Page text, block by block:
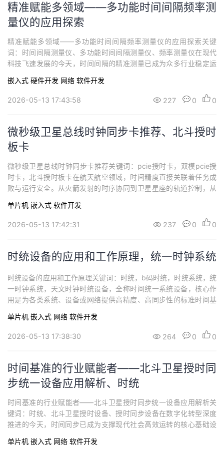
精准赋能多领域——多功能时间间隔频率测
量仪的应用探索
精准赋能多领域——多功能时间间隔频率测量仪的应用探索关键
词：时间间隔测量仪、多功能时间间隔测量仪、频率测量仪在现代
科技飞速发展的今天，时间间隔的精准测量已成为众多行业稳定运
4 型多功能时间间隔测量仪，以其低成本、高性能、多功能的核心
优势，打破了行业固有认知，为各领域用户提供了高性价比的测量
嵌入式 硬件开发 网络 软件开发
2026-05-13 17:43:58 227 0 0
微秒级卫星总线时钟同步卡推荐、北斗授时
板卡
微秒级卫星总线时钟同步卡推荐关键词：pcie授时卡，双模pcie授
时卡，北斗授时板卡在航天航空领域，时间精度直接关联着任务成
败与运行安全。从火箭发射的时序协同到卫星星座的轨道控制，从
统一、精准的时间基准。微秒级别时钟同步卡作为构建这一基准的
核心器件，其性能优劣直接决定了整个系统的运行效率与可靠性。
单片机 嵌入式 软件开发
2026-05-13 17:42:31 237 0 0
时统设备的应用和工作原理，统一时钟系统
时统设备的应用和工作原理关键词：时统，b码时统，时统系统，统
一时钟系统，天文时钟时统设备，全称时间统一系统设备，核心作
用是为各类系统、设备或网络提供高精度、高同步性的标准时间基
场景中不可或缺的核心设备。本文以西安同步研发生产的SYN012型
时统设备为例，主要讨论一下其工作原理和应用。一、b码时统的工
单片机 嵌入式 网络 软件开发
2026-05-13 17:38:30 264 0 0
时间基准的行业赋能者——北斗卫星授时同
步统一设备应用解析、时统
时间基准的行业赋能者——北斗卫星授时同步统一设备应用解析关
键词：时统、北斗卫星授时设备、授时同步设备在数字化转型深度
推进的今天，时间同步已成为支撑现代社会高效运转的核心基础设
型时统设备，以其卓越的同步性能、广泛的适配能力和可靠的运行
单片机 嵌入式 网络 软件开发